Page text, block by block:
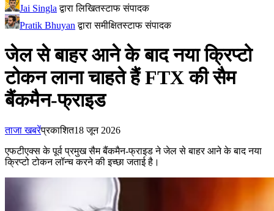
Jai Singla द्वारा लिखितस्टाफ संपादक
Pratik Bhuyan द्वारा समीक्षितस्टाफ संपादक
जेल से बाहर आने के बाद नया क्रिप्टो
टोकन लाना चाहते हैं FTX की सैम
बैंकमैन-फ्राइड
ताजा खबरेंप्रकाशित18 जून 2026
एफटीएक्स के पूर्व प्रमुख सैम बैंकमैन-फ्राइड ने जेल से बाहर आने के बाद नया
क्रिप्टो टोकन लॉन्च करने की इच्छा जताई है।